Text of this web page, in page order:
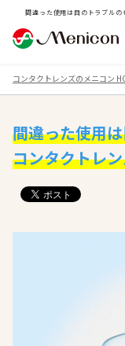
間違った使用は目のトラブルの
コンタクトレンズのメニコン
間違った使用
コンタクトレ